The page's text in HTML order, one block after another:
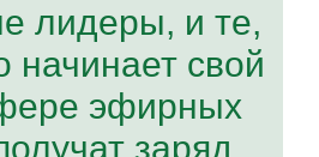
лидеры, и те,
начинает свой
эфирных
заряд